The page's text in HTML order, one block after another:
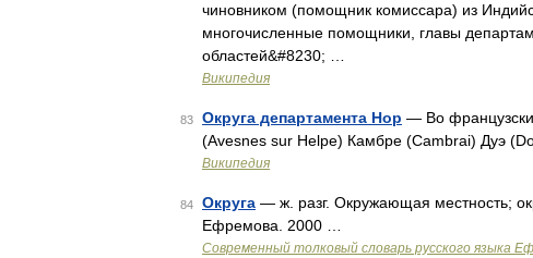
чиновником (помощник комиссара) из
многочисленные помощники, главы
областей&#8230; …
Википедия
83 Округа департамента Нор — Во
(Avesnes sur Helpe) Камбре (Cambrai) Дуэ
Википедия
84 Округа — ж. разг. Окружающая местность;
Ефремова. 2000 …
Современный толковый словарь русского языка